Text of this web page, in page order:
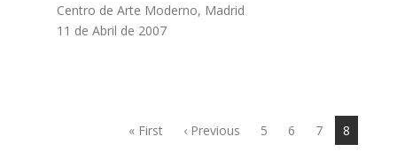
Centro de Arte Moderno, Madrid
11 de Abril de 2007
« First ‹ Previous 5 6 7 8